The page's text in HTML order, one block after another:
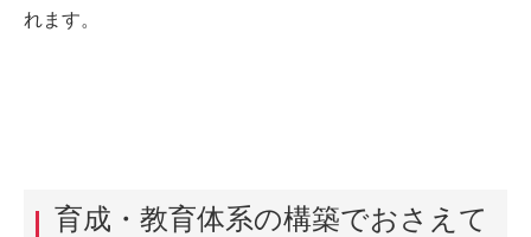
れます。
育成・教育体系の構築でおさえて